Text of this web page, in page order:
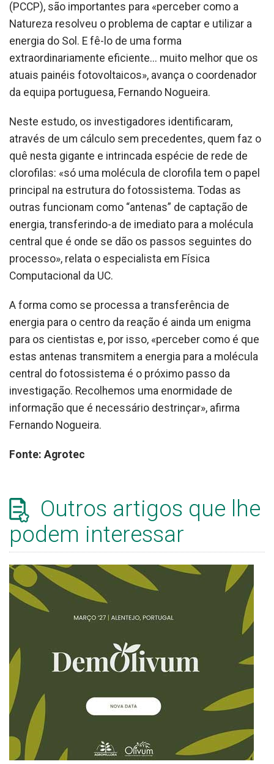
(PCCP), são importantes para «perceber como a
Natureza resolveu o problema de captar e utilizar a
energia do Sol. E fê-lo de uma forma
extraordinariamente eficiente... muito melhor que os
atuais painéis fotovoltaicos», avança o coordenador
da equipa portuguesa, Fernando Nogueira.
Neste estudo, os investigadores identificaram,
através de um cálculo sem precedentes, quem faz o
quê nesta gigante e intrincada espécie de rede de
clorofilas: «só uma molécula de clorofila tem o papel
principal na estrutura do fotossistema. Todas as
outras funcionam como “antenas” de captação de
energia, transferindo-a de imediato para a molécula
central que é onde se dão os passos seguintes do
processo», relata o especialista em Física
Computacional da UC.
A forma como se processa a transferência de
energia para o centro da reação é ainda um enigma
para os cientistas e, por isso, «perceber como é que
estas antenas transmitem a energia para a molécula
central do fotossistema é o próximo passo da
investigação. Recolhemos uma enormidade de
informação que é necessário destrinçar», afirma
Fernando Nogueira.
Fonte: Agrotec
Outros artigos que lhe
podem interessar